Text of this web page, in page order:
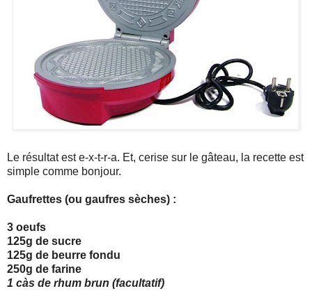
Le résultat est e-x-t-r-a. Et, cerise sur le gâteau, la recette est
simple comme bonjour.
Gaufrettes (ou gaufres sèches) :
3 oeufs
125g de sucre
125g de beurre fondu
250g de farine
1 càs de rhum brun (facultatif)